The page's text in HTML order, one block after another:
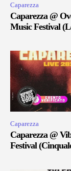
Caparezza
Caparezza @
Music Festival
Caparezza
Caparezza @
Festival